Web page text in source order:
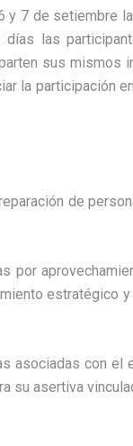
7 de setiembre
las
sus mismos
la participación
de
estratégico
asociadas con
su asertiva